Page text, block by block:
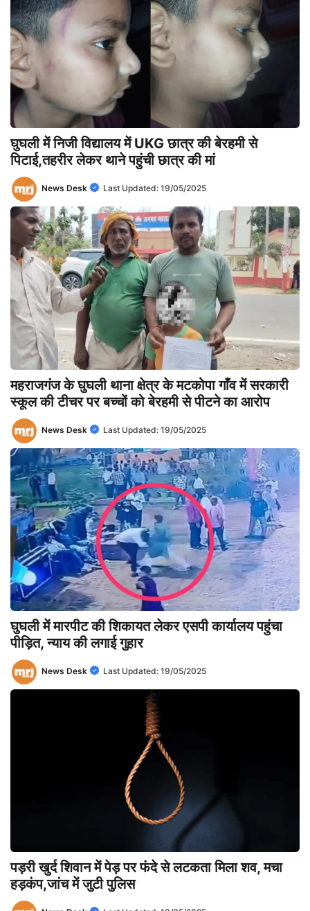
घुघली में निजी विद्यालय में UKG छात्र की बेरहमी से
पिटाई,तहरीर लेकर थाने पहुंची छात्र की मां
News Desk Last Updated: 19/05/2025
महराजगंज के घुघली थाना क्षेत्र के मटकोपा गाँव में सरकारी
स्कूल की टीचर पर बच्चों को बेरहमी से पीटने का आरोप
News Desk Last Updated: 19/05/2025
घुघली में मारपीट की शिकायत लेकर एसपी कार्यालय पहुंचा
पीड़ित, न्याय की लगाई गुहार
News Desk Last Updated: 19/05/2025
पड़री खुर्द शिवान में पेड़ पर फंदे से लटकता मिला शव, मचा
हड़कंप,जांच में जुटी पुलिस